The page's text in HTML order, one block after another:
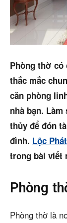
Cho thuê
Thị trường
5/5(3 Reviews)
Phòng thờ
thắc mắc
căn phòng
nhà bạn.
thủy để đón
đình. Lộc
trong bài viết
Phòng
Phòng thờ là